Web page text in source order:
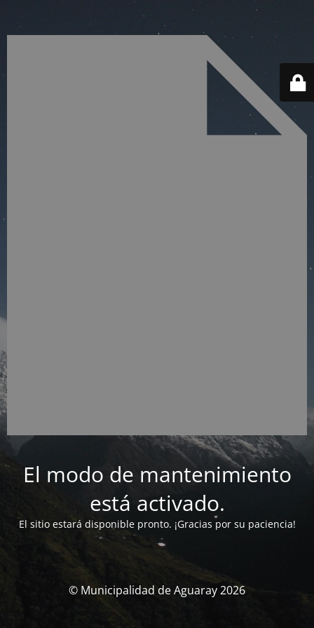
El modo de mantenimiento
está activado.
El sitio estará disponible pronto. ¡Gracias por su paciencia!
© Municipalidad de Aguaray 2026